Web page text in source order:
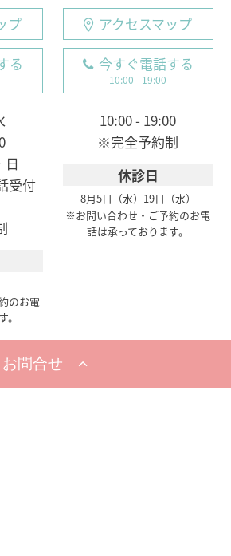
プ
る
日
受付
のお電
アクセスマップ
今すぐ電話する
10:00 - 19:00
10:00 - 19:00
※完全予約制
休診日
8月5日（水） 19日（水）
※お問い合わせ・ご予約のお電
話は承っております。